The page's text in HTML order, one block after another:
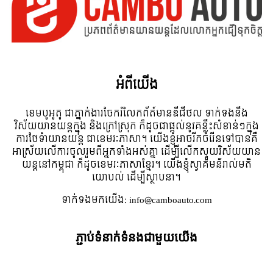
អំពី​យើង
ខេមបូអូតូ ជាភ្នាក់ងារចែករំលែកព័ត៍មានឌីជីថល ទាក់ទងនឹង
វិស័យយានយន្តក្នុង និងក្រៅស្រុក ក៏ដូចជាផ្តល់នូវគន្លឹះសំខាន់ៗក្នុង
ការថែទំាយានយន្ត ជាខេមរៈភាសា។ យើងខ្ញុំអាចរីកចំរើនទៅបានគឺ
អាស្រ័យលើការចូលរួមពីអ្នកទាំងអស់គ្នា ដើម្បីលើកស្ទួយវិស័យយាន
យន្តនៅកម្ពុជា ក៏ដូចខេមរៈភាសាខ្មែរ។ យើងខ្ញុំស្វាគមន៌រាល់មតិ
យោបល់ ដើម្បីស្ថាបនា។
ទាក់ទង​មក​យើង:info@camboauto.com
ភ្ជាប់ទំនាក់ទំនងជាមួយយើង